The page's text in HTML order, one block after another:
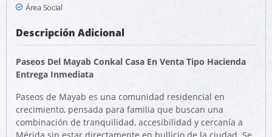
Área Social
Descripción Adicional
Paseos Del Mayab Conkal Casa En Venta Tipo Hacienda
Entrega Inmediata
Paseos de Mayab es una comunidad residencial en
crecimiento, pensada para familia que buscan una
combinación de tranquilidad, accesibilidad y cercanía a